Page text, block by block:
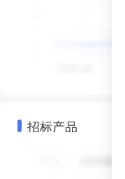
招标产品